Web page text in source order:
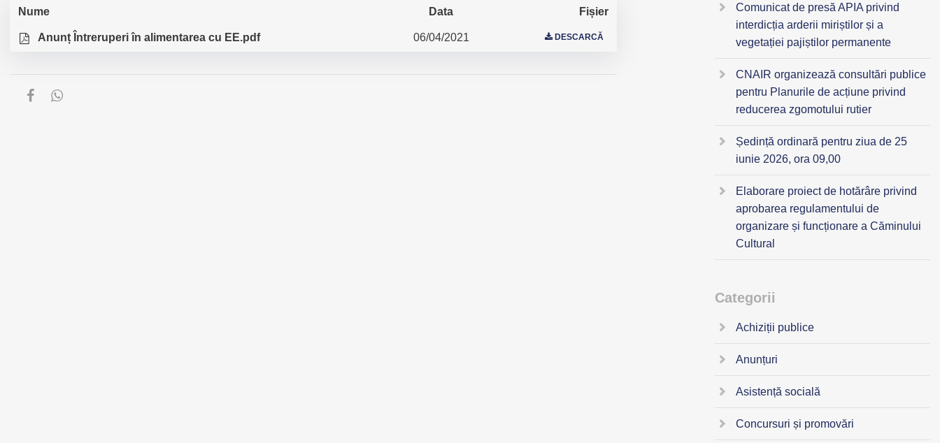
Nume Data Fișier
Anunț Întreruperi în alimentarea cu EE.pdf 06/04/2021 DESCARCĂ
Comunicat de presă APIA privind
interdicția arderii miriștilor și a
vegetației pajiștilor permanente
CNAIR organizează consultări publice
pentru Planurile de acțiune privind
reducerea zgomotului rutier
Ședință ordinară pentru ziua de 25
iunie 2026, ora 09,00
Elaborare proiect de hotărâre privind
aprobarea regulamentului de
organizare și funcționare a Căminului
Cultural
Categorii
Achiziții publice
Anunțuri
Asistență socială
Concursuri și promovări